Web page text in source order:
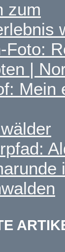
zum
Foto:
|
Mein